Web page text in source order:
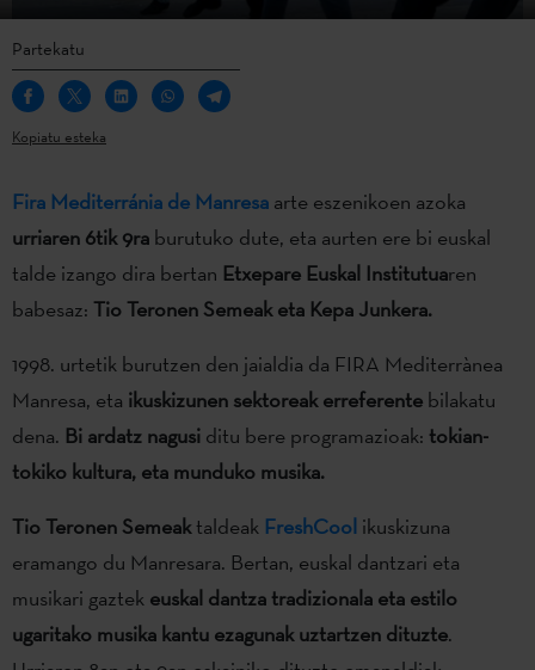
Partekatu
Kopiatu esteka
Fira Mediterránia de Manresa arte eszenikoen azoka
urriaren 6tik 9ra burutuko dute, eta aurten ere bi euskal
talde izango dira bertan Etxepare Euskal Institutuaren
babesaz: Tio Teronen Semeak eta Kepa Junkera.
1998. urtetik burutzen den jaialdia da FIRA Mediterrànea
Manresa, eta ikuskizunen sektoreak erreferente bilakatu
dena. Bi ardatz nagusi ditu bere programazioak: tokian-
tokiko kultura, eta munduko musika.
Tio Teronen Semeaktaldeak FreshCool ikuskizuna
eramango du Manresara. Bertan, euskal dantzari eta
musikari gaztek euskal dantza tradizionala eta estilo
ugaritako musika kantu ezagunak uztartzen dituzte.